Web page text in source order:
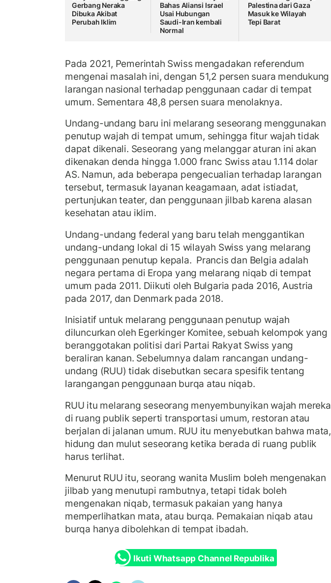
Gerbang Neraka
Dibuka Akibat
Perubah Iklim
Bahas Aliansi Israel
Usai Hubungan
Saudi-Iran kembali
Normal
Palestina dari Gaza
Masuk ke Wilayah
Tepi Barat
Pada 2021, Pemerintah Swiss mengadakan referendum
mengenai masalah ini, dengan 51,2 persen suara mendukung
larangan nasional terhadap penggunaan cadar di tempat
umum. Sementara 48,8 persen suara menolaknya.
Undang-undang baru ini melarang seseorang menggunakan
penutup wajah di tempat umum, sehingga fitur wajah tidak
dapat dikenali. Seseorang yang melanggar aturan ini akan
dikenakan denda hingga 1.000 franc Swiss atau 1.114 dolar
AS. Namun, ada beberapa pengecualian terhadap larangan
tersebut, termasuk layanan keagamaan, adat istiadat,
pertunjukan teater, dan penggunaan jilbab karena alasan
kesehatan atau iklim.
Undang-undang federal yang baru telah menggantikan
undang-undang lokal di 15 wilayah Swiss yang melarang
penggunaan penutup kepala. Prancis dan Belgia adalah
negara pertama di Eropa yang melarang niqab di tempat
umum pada 2011. Diikuti oleh Bulgaria pada 2016, Austria
pada 2017, dan Denmark pada 2018.
Inisiatif untuk melarang penggunaan penutup wajah
diluncurkan oleh Egerkinger Komitee, sebuah kelompok yang
beranggotakan politisi dari Partai Rakyat Swiss yang
beraliran kanan. Sebelumnya dalam rancangan undang-
undang (RUU) tidak disebutkan secara spesifik tentang
larangangan penggunaan burqa atau niqab.
RUU itu melarang seseorang menyembunyikan wajah mereka
di ruang publik seperti transportasi umum, restoran atau
berjalan di jalanan umum. RUU itu menyebutkan bahwa mata,
hidung dan mulut seseorang ketika berada di ruang publik
harus terlihat.
Menurut RUU itu, seorang wanita Muslim boleh mengenakan
jilbab yang menutupi rambutnya, tetapi tidak boleh
mengenakan niqab, termasuk pakaian yang hanya
memperlihatkan mata, atau burqa. Pemakaian niqab atau
burqa hanya dibolehkan di tempat ibadah.
Ikuti Whatsapp Channel Republika